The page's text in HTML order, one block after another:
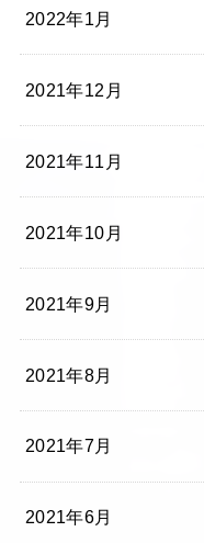
2022年1月
2021年12月
2021年11月
2021年10月
2021年9月
2021年8月
2021年7月
2021年6月